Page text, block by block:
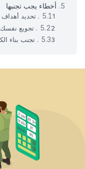
أخطاء يجب تجنبها
1. تحديد أهداف غير واقعية
2. تجويع نفسك
3. تجنب بناء الكتلة العضلية